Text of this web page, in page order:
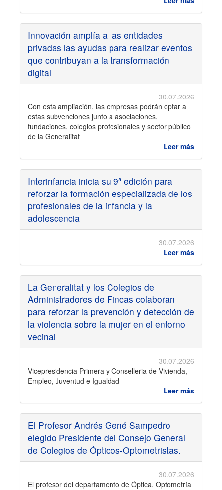
Innovación amplía a las entidades
privadas las ayudas para realizar eventos
que contribuyan a la transformación
digital
30.07.2026
Con esta ampliación, las empresas podrán optar a
estas subvenciones junto a asociaciones,
fundaciones, colegios profesionales y sector público
de la Generalitat
Leer más
Interinfancia inicia su 9ª edición para
reforzar la formación especializada de los
profesionales de la infancia y la
adolescencia
30.07.2026
Leer más
La Generalitat y los Colegios de
Administradores de Fincas colaboran
para reforzar la prevención y detección de
la violencia sobre la mujer en el entorno
vecinal
30.07.2026
Vicepresidencia Primera y Conselleria de Vivienda,
Empleo, Juventud e Igualdad
Leer más
El Profesor Andrés Gené Sampedro
elegido Presidente del Consejo General
de Colegios de Ópticos-Optometristas.
30.07.2026
El profesor del departamento de Óptica, Optometría